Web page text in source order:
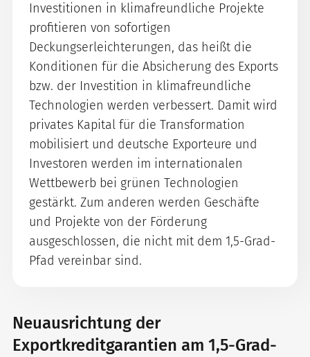
Investitionen in klimafreundliche Projekte
profitieren von sofortigen
Deckungserleichterungen, das heißt die
Konditionen für die Absicherung des Exports
bzw. der Investition in klimafreundliche
Technologien werden verbessert. Damit wird
privates Kapital für die Transformation
mobilisiert und deutsche Exporteure und
Investoren werden im internationalen
Wettbewerb bei grünen Technologien
gestärkt. Zum anderen werden Geschäfte
und Projekte von der Förderung
ausgeschlossen, die nicht mit dem 1,5-Grad-
Pfad vereinbar sind.
Neuausrichtung der
Exportkreditgarantien am 1,5-Grad-